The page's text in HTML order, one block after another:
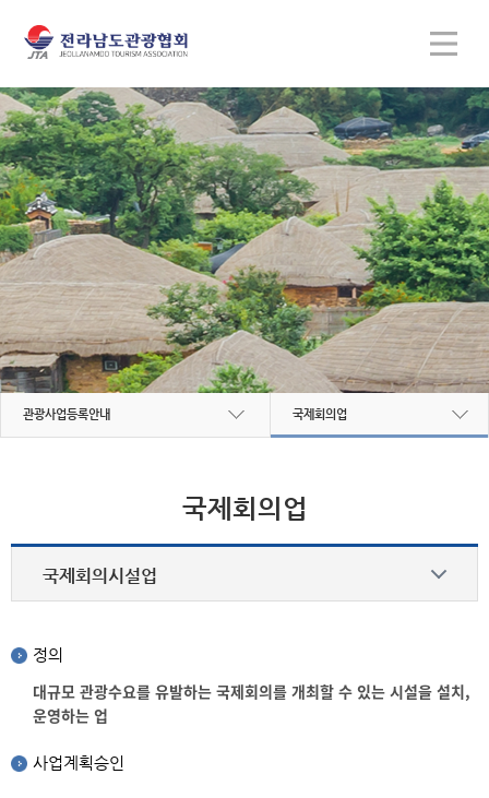
관광사업등록안내 국제회의업
국제회의업
국제회의시설업
국제회의기획업
정의
대규모 관광수요를 유발하는 국제회의를 개최할 수 있는 시설을 설치,
운영하는 업
사업계획승인